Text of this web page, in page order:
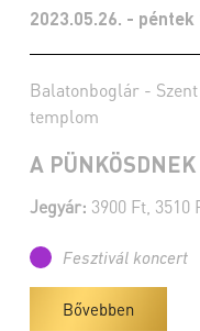
2023.05.26. - péntek
Balatonboglár -
templom
A
Jegyár: 3900 Ft, 3510
Fesztivál koncert
Bővebben